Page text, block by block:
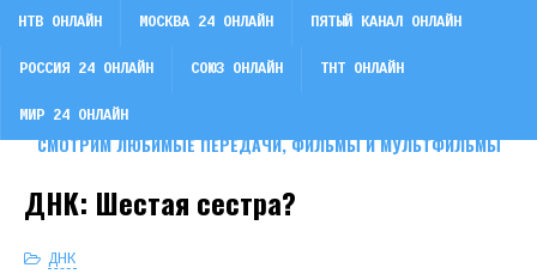
СМОТРИМ ЛЮБИМЫЕ ПЕРЕДАЧИ, ФИЛЬМЫ И МУЛЬТФИЛЬМЫ
НТВ ОНЛАЙН МОСКВА 24 ОНЛАЙН ПЯТЫЙ КАНАЛ ОНЛАЙН
РОССИЯ 24 ОНЛАЙН СОЮЗ ОНЛАЙН ТНТ ОНЛАЙН
МИР 24 ОНЛАЙН
ДНК: Шестая сестра?
ДНК